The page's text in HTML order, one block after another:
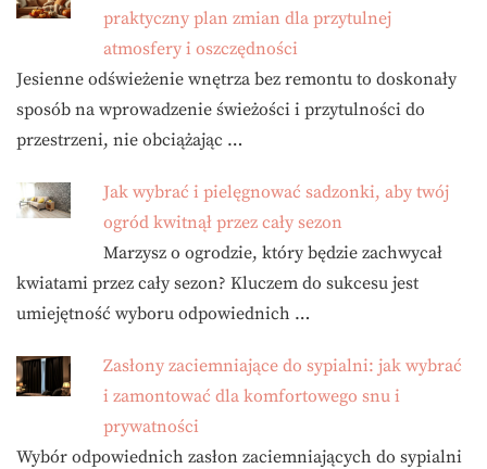
praktyczny plan zmian dla przytulnej
atmosfery i oszczędności
Jesienne odświeżenie wnętrza bez remontu to doskonały
sposób na wprowadzenie świeżości i przytulności do
przestrzeni, nie obciążając …
Jak wybrać i pielęgnować sadzonki, aby twój
ogród kwitnął przez cały sezon
Marzysz o ogrodzie, który będzie zachwycał
kwiatami przez cały sezon? Kluczem do sukcesu jest
umiejętność wyboru odpowiednich …
Zasłony zaciemniające do sypialni: jak wybrać
i zamontować dla komfortowego snu i
prywatności
Wybór odpowiednich zasłon zaciemniających do sypialni